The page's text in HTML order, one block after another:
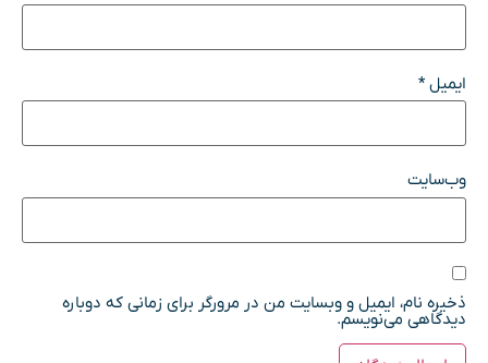
ایمیل*
وب‌سایت
ذخیره نام، ایمیل و وبسایت من در مرورگر برای زمانی که دوباره
دیدگاهی می‌نویسم.